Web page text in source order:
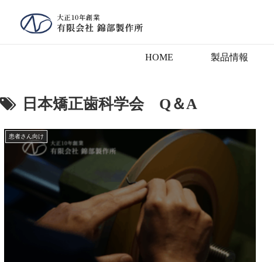
HOME 製品情報
日本矯正歯科学会 Q＆A
患者さん向け